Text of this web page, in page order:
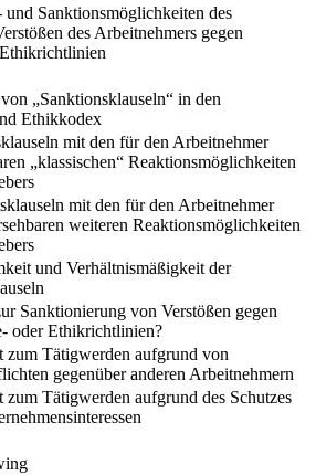
Sanktionsmöglichkeiten des
des Arbeitnehmers gegen
„Sanktionsklauseln“ in den
Ethikkodex
mit den für den Arbeitnehmer
„klassischen“ Reaktionsmöglichkeiten
mit den für den Arbeitnehmer
weiteren Reaktionsmöglichkeiten
und Verhältnismäßigkeit der
Sanktionierung von Verstößen gegen
oder Ethikrichtlinien?
zum Tätigwerden aufgrund von
gegenüber anderen Arbeitnehmern
zum Tätigwerden aufgrund des Schutzes